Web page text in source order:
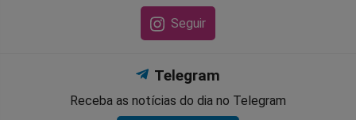
Seguir
Telegram
Receba as notícias do dia no Telegram